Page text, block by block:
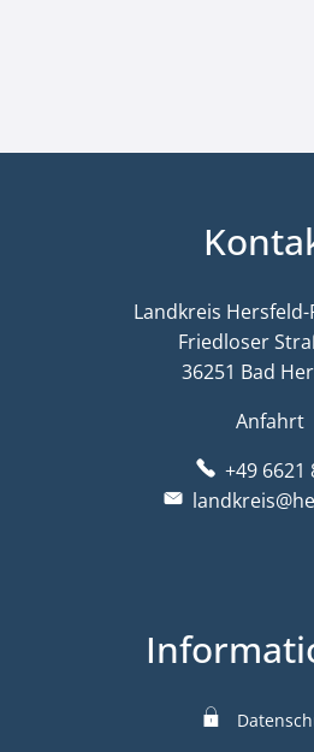
Landkreis
Friedloser
36251 Bad
Anfahrt
+49 6621